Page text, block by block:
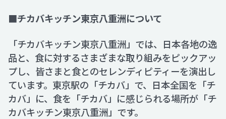
■チカバキッチン東京八重洲について
「チカバキッチン東京八重洲」では、日本各地の逸
品と、食に対するさまざまな取り組みをピックアッ
プし、皆さまと食とのセレンディピティーを演出し
ています。東京駅の「チカバ」で、日本全国を「チ
カバ」に、食を「チカバ」に感じられる場所が「チ
カバキッチン東京八重洲」です。